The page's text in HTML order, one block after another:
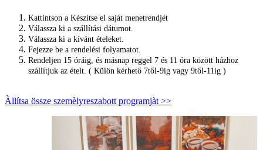
Kattintson a Készítse el saját menetrendjét
Válassza ki a szállítási dátumot.
Válassza ki a kívánt ételeket.
Fejezze be a rendelési folyamatot.
Rendeljen 15 óráig, és másnap reggel 7 és 11 óra között házhoz
szállítjuk az ételt. ( Külön kérhető 7től-9ig vagy 9től-11ig )
Àllítsa össze szemèlyreszabott programjàt >>